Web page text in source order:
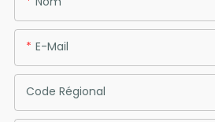
E-Mail
Code Régional